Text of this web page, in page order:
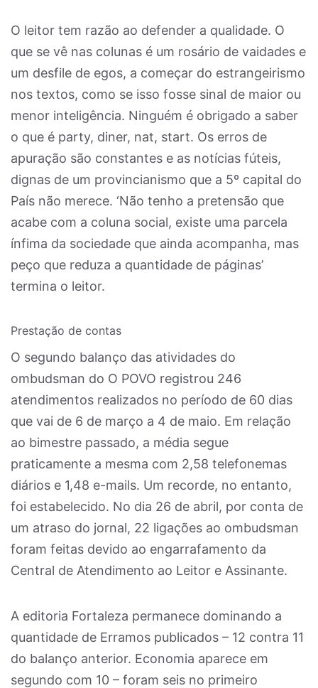
O leitor tem razão ao defender a qualidade. O
que se vê nas colunas é um rosário de vaidades e
um desfile de egos, a começar do estrangeirismo
nos textos, como se isso fosse sinal de maior ou
menor inteligência. Ninguém é obrigado a saber
o que é party, diner, nat, start. Os erros de
apuração são constantes e as notícias fúteis,
dignas de um provincianismo que a 5º capital do
País não merece. ‘Não tenho a pretensão que
acabe com a coluna social, existe uma parcela
ínfima da sociedade que ainda acompanha, mas
peço que reduza a quantidade de páginas’
termina o leitor.
Prestação de contas
O segundo balanço das atividades do
ombudsman do O POVO registrou 246
atendimentos realizados no período de 60 dias
que vai de 6 de março a 4 de maio. Em relação
ao bimestre passado, a média segue
praticamente a mesma com 2,58 telefonemas
diários e 1,48 e-mails. Um recorde, no entanto,
foi estabelecido. No dia 26 de abril, por conta de
um atraso do jornal, 22 ligações ao ombudsman
foram feitas devido ao engarrafamento da
Central de Atendimento ao Leitor e Assinante.
A editoria Fortaleza permanece dominando a
quantidade de Erramos publicados – 12 contra 11
do balanço anterior. Economia aparece em
segundo com 10 – foram seis no primeiro